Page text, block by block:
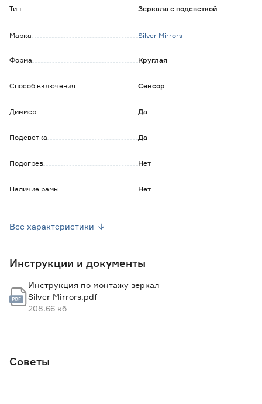
- подключается к сети с напряжением 220В/50Гц.
Обратите внимание:
Тип Зеркала с подсветкой
Марка Silver Mirrors
Форма Круглая
Способ включения Сенсор
Диммер Да
Подсветка Да
Подогрев Нет
Наличие рамы Нет
Наличие полки Нет
Комплектация Крепления
Все характеристики
Инструкции и документы
Инструкция по монтажу зеркал
Silver Mirrors.pdf
208.66 кб
Советы